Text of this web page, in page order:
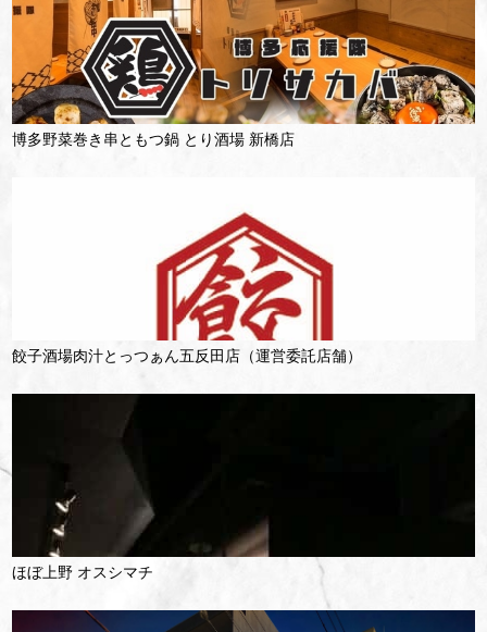
博多野菜巻き串ともつ鍋 とり酒場 新橋店
餃子酒場肉汁とっつぁん五反田店（運営委託店舗）
ほぼ上野 オスシマチ